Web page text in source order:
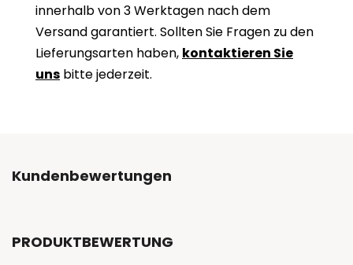
innerhalb von 3 Werktagen nach dem
Versand garantiert. Sollten Sie Fragen zu den
Lieferungsarten haben, kontaktieren Sie
uns bitte jederzeit.
Kundenbewertungen
PRODUKTBEWERTUNG